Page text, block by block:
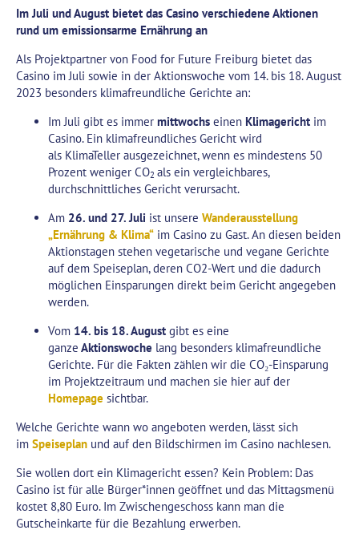
Im Juli und August bietet das Casino verschiedene Aktionen
rund um emissionsarme Ernährung an
Als Projektpartner von Food for Future Freiburg bietet das
Casino im Juli sowie in der Aktionswoche vom 14. bis 18. August
2023 besonders klimafreundliche Gerichte an:
Im Juli gibt es immer mittwochs einen Klimagericht im
Casino. Ein klimafreundliches Gericht wird
als KlimaTeller ausgezeichnet, wenn es mindestens 50
Prozent weniger CO2 als ein vergleichbares,
durchschnittliches Gericht verursacht.
Am 26. und 27. Juli ist unsere Wanderausstellung
„Ernährung & Klima“ im Casino zu Gast. An diesen beiden
Aktionstagen stehen vegetarische und vegane Gerichte
auf dem Speiseplan, deren CO2-Wert und die dadurch
möglichen Einsparungen direkt beim Gericht angegeben
werden.
Vom 14. bis 18. August gibt es eine
ganze Aktionswoche lang besonders klimafreundliche
Gerichte. Für die Fakten zählen wir die CO₂-Einsparung
im Projektzeitraum und machen sie hier auf der
Homepage sichtbar.
Welche Gerichte wann wo angeboten werden, lässt sich
im Speiseplan und auf den Bildschirmen im Casino nachlesen.
Sie wollen dort ein Klimagericht essen? Kein Problem: Das
Casino ist für alle Bürger*innen geöffnet und das Mittagsmenü
kostet 8,80 Euro. Im Zwischengeschoss kann man die
Gutscheinkarte für die Bezahlung erwerben.